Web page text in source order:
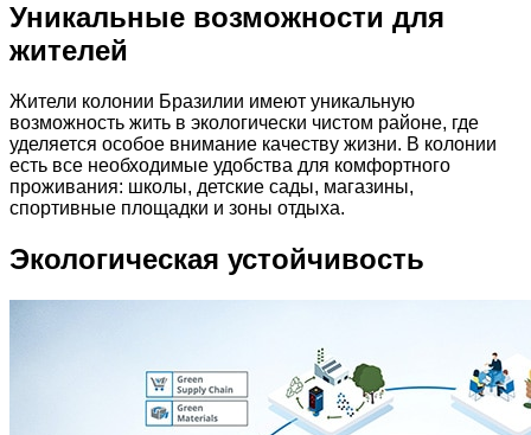
Уникальные возможности для
жителей
Жители колонии Бразилии имеют уникальную
возможность жить в экологически чистом районе, где
уделяется особое внимание качеству жизни. В колонии
есть все необходимые удобства для комфортного
проживания: школы, детские сады, магазины,
спортивные площадки и зоны отдыха.
Экологическая устойчивость